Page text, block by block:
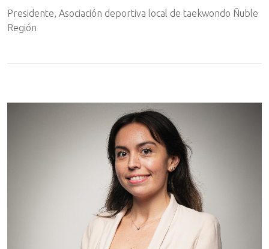
Presidente, Asociación deportiva local de taekwondo Ñuble
Región